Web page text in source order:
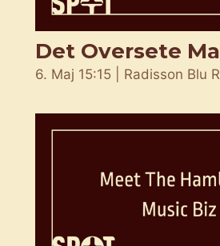
Det Oversete
6. Maj 15:15 | Radisson Blu